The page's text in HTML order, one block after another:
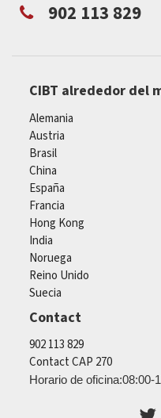
902 113 829
CIBT alrededor del
Alemania
Austria
Brasil
China
España
Francia
Hong Kong
India
Noruega
Reino Unido
Suecia
Contact
902 113 829
Contact CAP 270
Horario de oficina:08:00-